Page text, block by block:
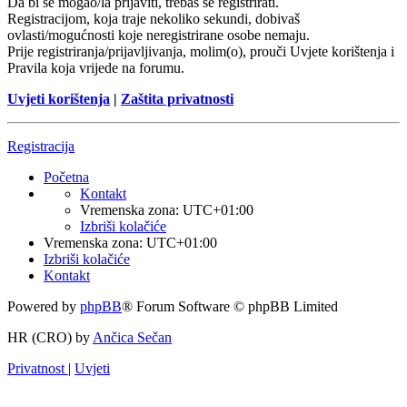
Registracijom, koja traje nekoliko sekundi, dobivaš
ovlasti/mogućnosti koje neregistrirane osobe nemaju.
Prije registriranja/prijavljivanja, molim(o), prouči Uvjete korištenja i
Pravila koja vrijede na forumu.
Uvjeti korištenja | Zaštita privatnosti
Registracija
Početna
Kontakt
Vremenska zona: UTC+01:00
Izbriši kolačiće
Vremenska zona: UTC+01:00
Izbriši kolačiće
Kontakt
Powered by phpBB® Forum Software © phpBB Limited
HR (CRO) by Ančica Sečan
Privatnost | Uvjeti